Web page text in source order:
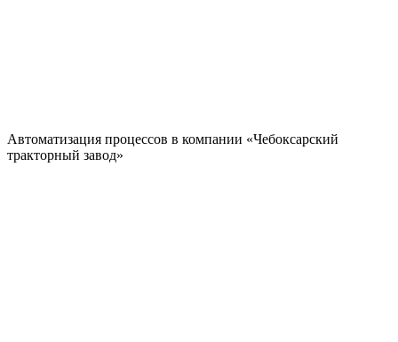
Автоматизация процессов в компании «Чебоксарский
тракторный завод»